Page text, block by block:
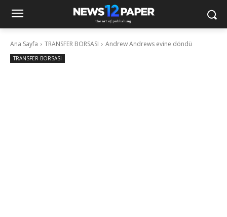
Ana Sayfa TRANSFER BORSASI Andrew Andrews evine döndü
TRANSFER BORSASI